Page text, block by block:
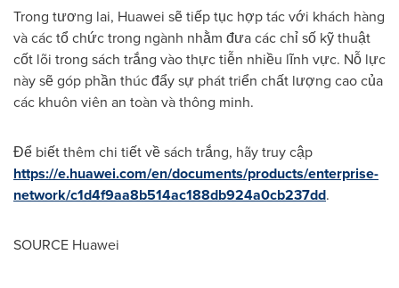
Trong tương lai, Huawei sẽ tiếp tục hợp tác với khách hàng
và các tổ chức trong ngành nhằm đưa các chỉ số kỹ thuật
cốt lõi trong sách trắng vào thực tiễn nhiều lĩnh vực. Nỗ lực
này sẽ góp phần thúc đẩy sự phát triển chất lượng cao của
các khuôn viên an toàn và thông minh.
Để biết thêm chi tiết về sách trắng, hãy truy cập
https://e.huawei.com/en/documents/products/enterprise-
network/c1d4f9aa8b514ac188db924a0cb237dd.
SOURCE Huawei